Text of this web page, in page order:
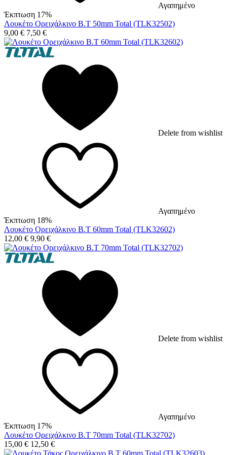
Αγαπημένο
Έκπτωση 17%
Λουκέτο Ορειχάλκινο Β.Τ 50mm Total (TLK32502)
9,00 € 7,50 €
Delete from wishlist
Αγαπημένο
Έκπτωση 18%
Λουκέτο Ορειχάλκινο Β.Τ 60mm Total (TLK32602)
12,00 € 9,90 €
Delete from wishlist
Αγαπημένο
Έκπτωση 17%
Λουκέτο Ορειχάλκινο Β.Τ 70mm Total (TLK32702)
15,00 € 12,50 €